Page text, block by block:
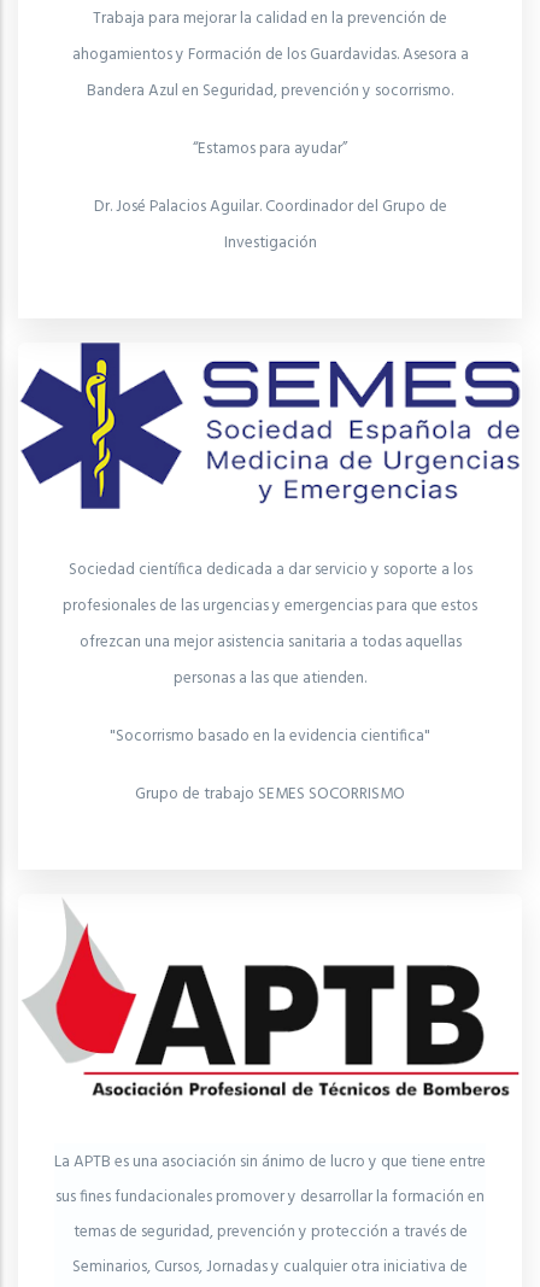
Trabaja para mejorar la calidad en la prevención de
ahogamientos y Formación de los Guardavidas. Asesora a
Bandera Azul en Seguridad, prevención y socorrismo.
“Estamos para ayudar”
Dr. José Palacios Aguilar. Coordinador del Grupo de
Investigación
Sociedad científica dedicada a dar servicio y soporte a los
profesionales de las urgencias y emergencias para que estos
ofrezcan una mejor asistencia sanitaria a todas aquellas
personas a las que atienden.
"Socorrismo basado en la evidencia cientifica"
Grupo de trabajo SEMES SOCORRISMO
La APTB es una asociación sin ánimo de lucro y que tiene entre
sus fines fundacionales promover y desarrollar la formación en
temas de seguridad, prevención y protección a través de
Seminarios, Cursos, Jornadas y cualquier otra iniciativa de